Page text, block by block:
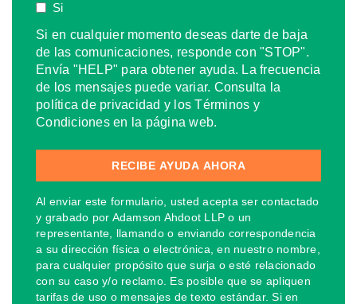
Si
Si en cualquier momento deseas darte de baja
de las comunicaciones, responde con "STOP".
Envía "HELP" para obtener ayuda. La frecuencia
de los mensajes puede variar. Consulta la
política de privacidad y los Términos y
Condiciones en la página web.
Al enviar este formulario, usted acepta ser contactado
y grabado por Adamson Ahdoot LLP o un
representante, llamando o enviando correspondencia
a su dirección física o electrónica, en nuestro nombre,
para cualquier propósito que surja o esté relacionado
con su caso y/o reclamo. Es posible que se apliquen
tarifas de uso o mensajes de texto estándar. Si en